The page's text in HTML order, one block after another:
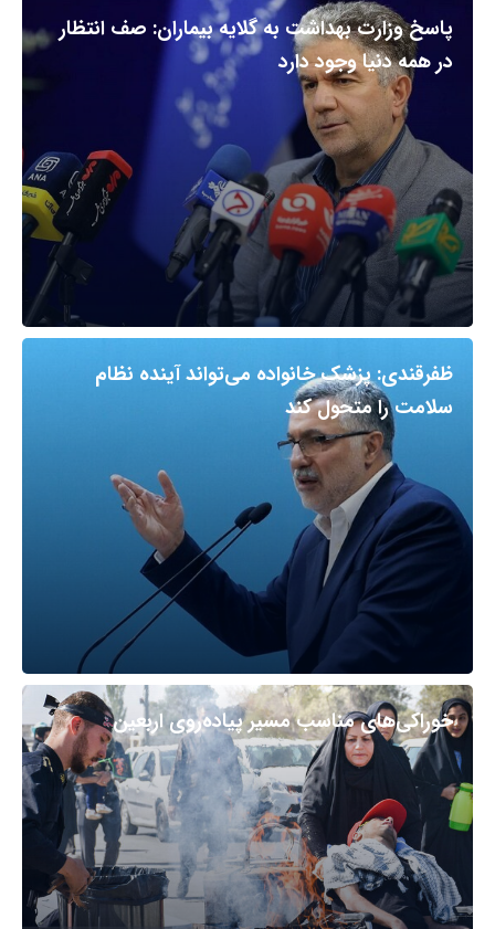
پاسخ وزارت بهداشت به گلایه بیماران: صف انتظار
در همه دنیا وجود دارد
ظفرقندی: پزشک خانواده می‌تواند آینده نظام
سلامت را متحول کند
خوراکی‌های مناسب مسیر پیاده‌روی اربعین